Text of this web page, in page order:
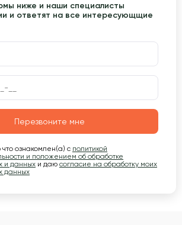
ниже и наши специалисты
и ответят на все интересующщие
Перезвоните мне
ознакомлен(а) с политикой
и положением об обработке
и данных и даю согласие на обработку моих
данных